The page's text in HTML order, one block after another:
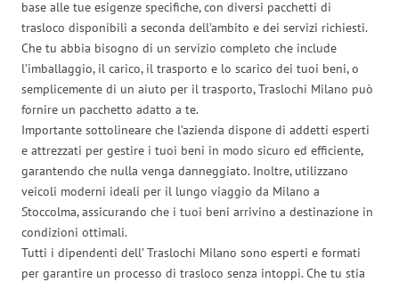
base alle tue esigenze specifiche, con diversi pacchetti di
trasloco disponibili a seconda dell’ambito e dei servizi richiesti.
Che tu abbia bisogno di un servizio completo che include
l’imballaggio, il carico, il trasporto e lo scarico dei tuoi beni, o
semplicemente di un aiuto per il trasporto, Traslochi Milano può
fornire un pacchetto adatto a te.
Importante sottolineare che l’azienda dispone di addetti esperti
e attrezzati per gestire i tuoi beni in modo sicuro ed efficiente,
garantendo che nulla venga danneggiato. Inoltre, utilizzano
veicoli moderni ideali per il lungo viaggio da Milano a
Stoccolma, assicurando che i tuoi beni arrivino a destinazione in
condizioni ottimali.
Tutti i dipendenti dell’ Traslochi Milano sono esperti e formati
per garantire un processo di trasloco senza intoppi. Che tu stia